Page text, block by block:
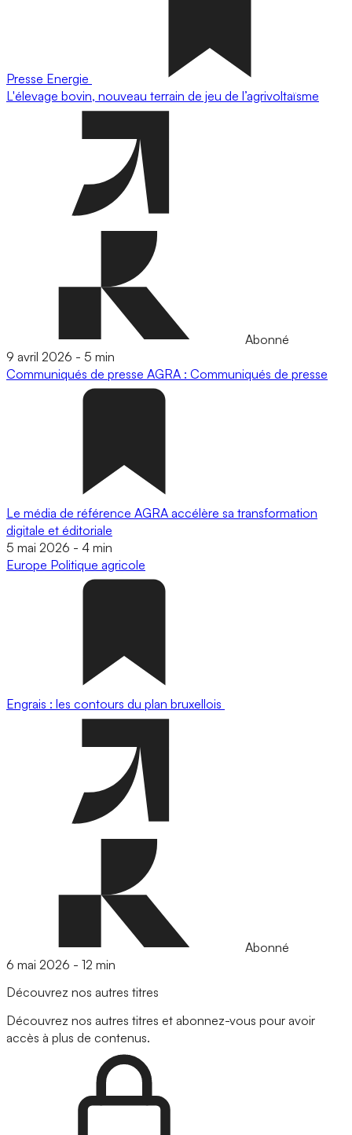
Presse Energie
L'élevage bovin, nouveau terrain de jeu de l’agrivoltaïsme
Abonné
9 avril 2026 - 5 min
Communiqués de presse AGRA : Communiqués de presse
Le média de référence AGRA accélère sa transformation
digitale et éditoriale
5 mai 2026 - 4 min
Europe Politique agricole
Engrais : les contours du plan bruxellois
Abonné
6 mai 2026 - 12 min
Découvrez nos autres titres
Découvrez nos autres titres et abonnez-vous pour avoir
accès à plus de contenus.